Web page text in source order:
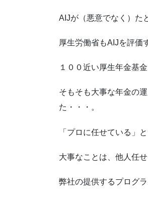
AIJが（悪意でなく）た
厚生労働省もAIJを評価
１００近い厚生年金基
そもそも大事な年金の
た・・・。
「プロに任せている」
大事なことは、他人任
弊社の提供するプログ